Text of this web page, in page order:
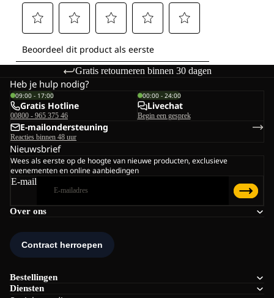
Gratis retourneren binnen 30 dagen
Over ons
Bestellingen
Diensten
Heb je hulp nodig?
09:00 - 17:00
Gratis Hotline
00800 - 965 375 46
00:00 - 24:00
Livechat
Begin een gesprek
E-mailondersteuning
Reacties binnen 48 uur
Nieuwsbrief
Wees als eerste op de hoogte van nieuwe producten, exclusieve
evenementen en online aanbiedingen
E-mail